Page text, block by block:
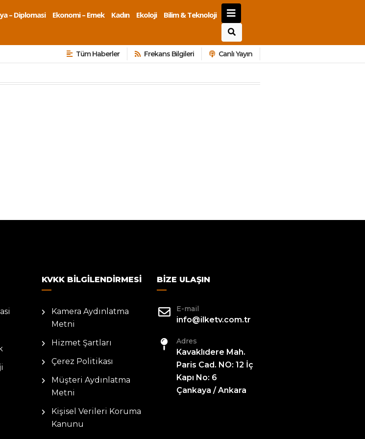
– Diplomasi Ekonomi – Emek Kadın Ekoloji
Bilim & Teknoloji
Tüm Haberler Frekans Bilgileri Canlı Yayın
KVKK BILGILENDIRMESI
Kamera Aydınlatma
Metni
Hizmet Şartları
Çerez Politikası
Müşteri Aydınlatma
Metni
Kişisel Verileri Koruma
Kanunu
BIZE ULAŞIN
E-mail
info@ilketv.com.tr
Adres
Kavaklıdere Mah.
Paris Cad. NO: 12 İç
Kapı No: 6
Çankaya / Ankara